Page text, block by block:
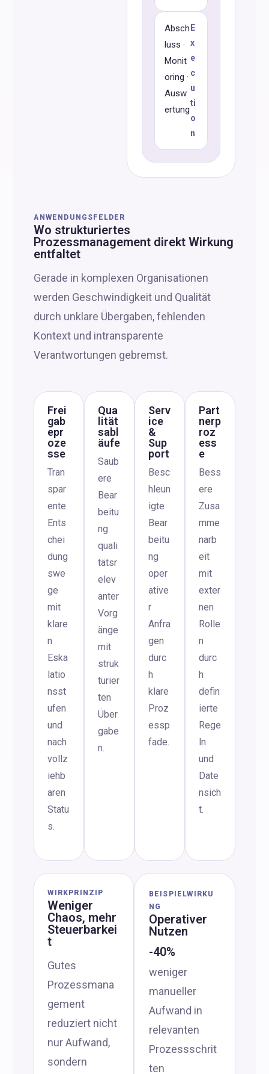
Absch
luss ·
Monit
oring ·
Ausw
ertung
E
x
e
c
u
ti
o
n
ANWENDUNGSFELDER
Wo strukturiertes
Prozessmanagement direkt Wirkung
entfaltet
Gerade in komplexen Organisationen
werden Geschwindigkeit und Qualität
durch unklare Übergaben, fehlenden
Kontext und intransparente
Verantwortungen gebremst.
Frei
gab
epr
oze
sse
Tran
spar
ente
Ents
chei
dung
swe
ge
mit
klare
n
Eska
latio
nsst
ufen
und
nach
vollz
iehb
aren
Statu
s.
Qua
lität
sabl
äufe
Saub
ere
Bear
beitu
ng
quali
tätsr
elev
anter
Vorg
änge
mit
struk
turier
ten
Über
gabe
n.
Serv
ice
&
Sup
port
Besc
hleun
igte
Bear
beitu
ng
oper
ative
r
Anfra
gen
durc
h
klare
Proz
essp
fade.
Part
nerp
roz
ess
e
Bess
ere
Zusa
mme
narb
eit
mit
exter
nen
Rolle
n
durc
h
defin
ierte
Rege
ln
und
Date
nsich
t.
WIRKPRINZIP
Weniger
Chaos, mehr
Steuerbarkei
t
Gutes
Prozessmana
gement
reduziert nicht
nur Aufwand,
sondern
BEISPIELWIRKU
NG
Operativer
Nutzen
-40%
weniger
manueller
Aufwand in
relevanten
Prozessschrit
ten